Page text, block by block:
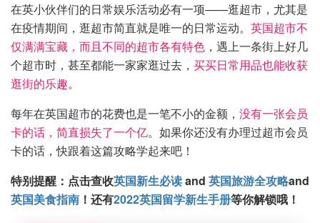
在英小伙伴们的日常娱乐活动必有一项——逛超市，尤其是
在疫情期间，逛超市简直就是唯一的日常运动。 英国超市不
仅满满宝藏，而且不同的超市各有特色 ，遇上一条街上好几
个超市时，甚至都能一家家逛过去， 买买日常用品也能收获
逛街的乐趣。
每年在英国超市的花费也是一笔不小的金额， 没有一张会员
卡的话，简直损失了一个亿。如果你还没有办理过超市会员
卡的话，快跟着这篇攻略学起来吧！
特别提醒： 点击查收英国新生必读and 英国旅游全攻略and
英国美食指南 ！还有2022英国留学新生手册等你解锁哦！